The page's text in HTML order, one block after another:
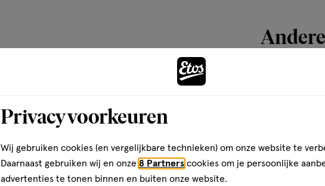
Privacy voorkeuren
Wij gebruiken cookies (en vergelijkbare technieken) om onze website te
Daarnaast gebruiken wij en onze 8 Partners cookies om je persoonlijke
advertenties te tonen binnen en buiten onze website.